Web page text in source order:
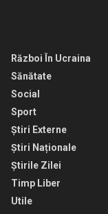
Război În Ucraina
Sănătate
Social
Sport
Știri Externe
Știri Naționale
Știrile Zilei
Timp Liber
Utile